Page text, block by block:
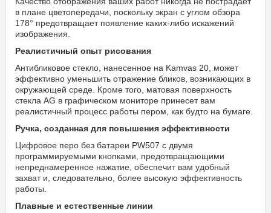
в плане цветопередачи, поскольку экран с углом обзора
178° предотвращает появление каких-либо искажений
изображения.
Реалистичный опыт рисования
Антибликовое стекло, нанесенное на Kamvas 20, может
эффективно уменьшить отражение бликов, возникающих в
окружающей среде. Кроме того, матовая поверхность
стекла AG в графическом мониторе принесет вам
реалистичный процесс работы пером, как будто на бумаге.
Ручка, созданная для повышения эффективности
Цифровое перо без батареи PW507 с двумя
программируемыми кнопками, предотвращающими
непреднамеренное нажатие, обеспечит вам удобный
захват и, следовательно, более высокую эффективность
работы.
Плавные и естественные линии